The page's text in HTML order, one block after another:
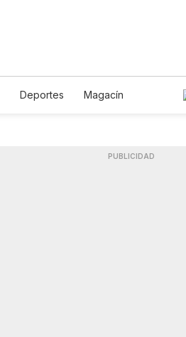
Deportes
Magacín
PUBLICIDAD